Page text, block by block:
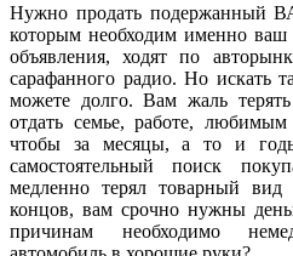
Нужно продать подержанный
которым необходим именно ваш
объявления, ходят по
сарафанного радио. Но искать
можете долго. Вам жаль
отдать семье, работе,
чтобы за месяцы, а то и
самостоятельный поиск
медленно терял товарный
концов, вам срочно нужны
причинам необходимо